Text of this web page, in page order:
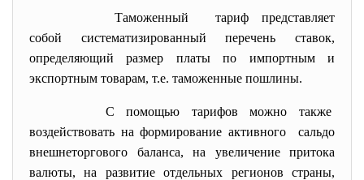
Таможенный тариф представляет
собой систематизированный перечень ставок,
определяющий размер платы по импортным и
экспортным товарам, т.е. таможенные пошлины.
С помощью тарифов можно также
воздействовать на формирование активного сальдо
внешнеторгового баланса, на увеличение притока
валюты, на развитие отдельных регионов страны,